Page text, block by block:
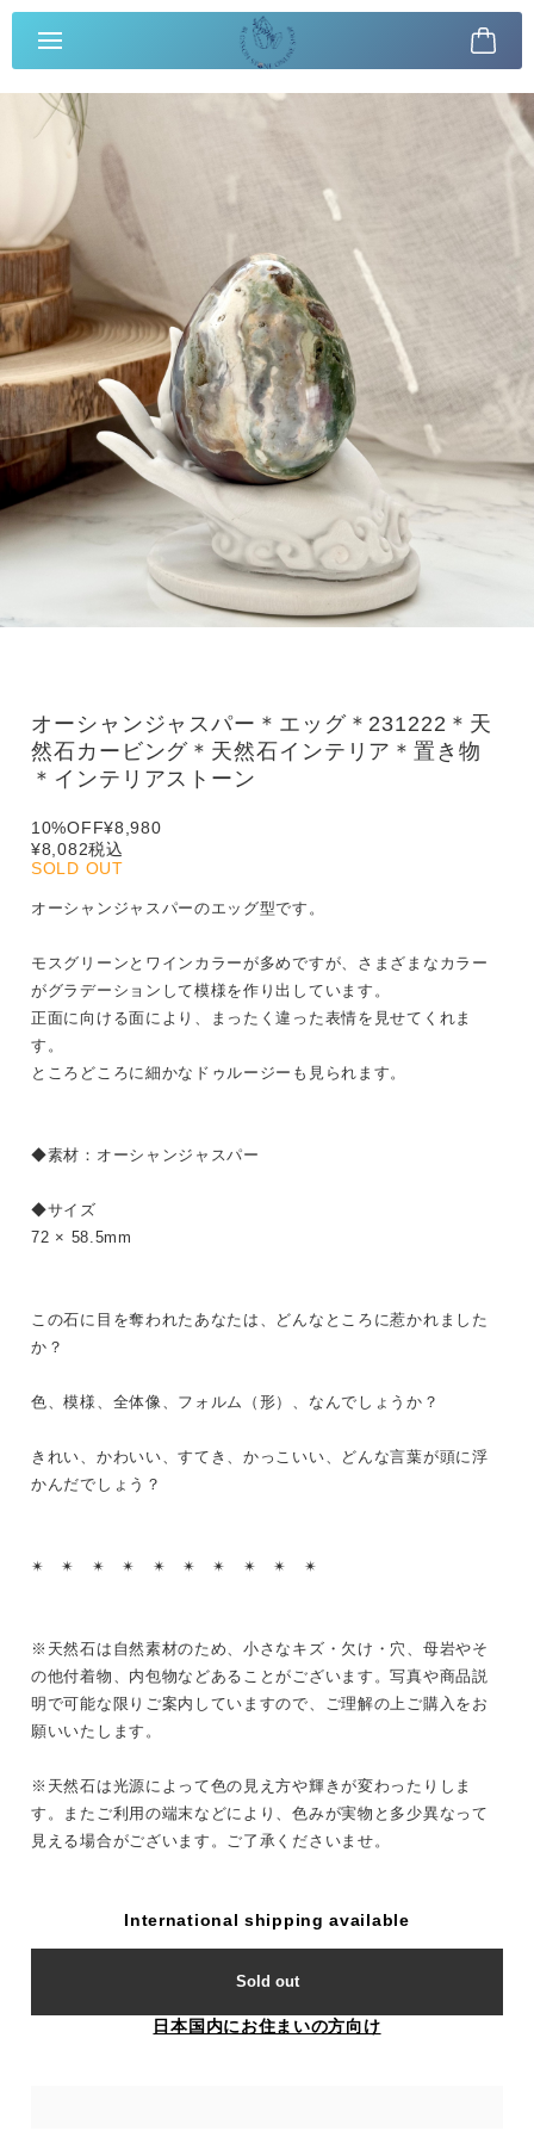
オーシャンジャスパー＊エッグ＊231222＊天
然石カービング＊天然石インテリア＊置き物
＊インテリアストーン
10%OFF¥8,980
¥8,082税込
SOLD OUT
オーシャンジャスパーのエッグ型です。
モスグリーンとワインカラーが多めですが、さまざまなカラー
がグラデーションして模様を作り出しています。
正面に向ける面により、まったく違った表情を見せてくれま
す。
ところどころに細かなドゥルージーも見られます。
◆素材：オーシャンジャスパー
◆サイズ
72 × 58.5mm
この石に目を奪われたあなたは、どんなところに惹かれました
か？
色、模様、全体像、フォルム（形）、なんでしょうか？
きれい、かわいい、すてき、かっこいい、どんな言葉が頭に浮
かんだでしょう？
✴︎ ✴︎ ✴︎ ✴︎ ✴︎ ✴︎ ✴︎ ✴︎ ✴︎ ✴︎
※天然石は自然素材のため、小さなキズ・欠け・穴、母岩やそ
の他付着物、内包物などあることがございます。写真や商品説
明で可能な限りご案内していますので、ご理解の上ご購入をお
願いいたします。
※天然石は光源によって色の見え方や輝きが変わったりしま
す。またご利用の端末などにより、色みが実物と多少異なって
見える場合がございます。ご了承くださいませ。
International shipping available
Sold out
日本国内にお住まいの方向け